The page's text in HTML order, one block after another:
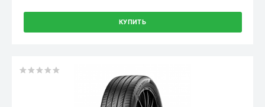
КУПИТЬ